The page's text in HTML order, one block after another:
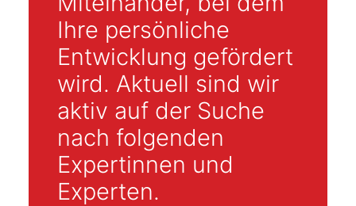
Ihre persönliche
Entwicklung gefördert
wird. Aktuell sind wir
aktiv auf der Suche
nach folgenden
Expertinnen und
Experten.